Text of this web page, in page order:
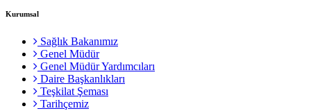
Kurumsal
Sağlık Bakanımız
Genel Müdür
Genel Müdür Yardımcıları
Daire Başkanlıkları
Teşkilat Şeması
Tarihçemiz